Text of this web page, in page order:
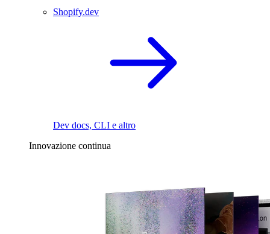
Shopify.dev
Dev docs, CLI e altro
Innovazione continua